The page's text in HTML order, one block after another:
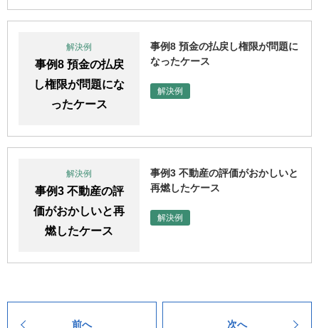
解決例
事例8 預金の払戻
し権限が問題にな
ったケース
事例8 預金の払戻し権限が問題に
なったケース
解決例
解決例
事例3 不動産の評
価がおかしいと再
燃したケース
事例3 不動産の評価がおかしいと
再燃したケース
解決例
前へ 次へ